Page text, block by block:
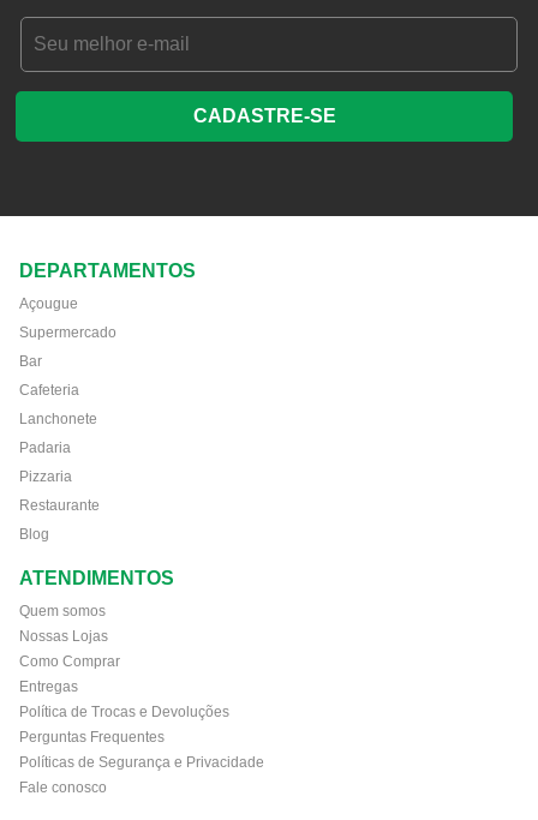
CADASTRE-SE
DEPARTAMENTOS
Açougue
Supermercado
Bar
Cafeteria
Lanchonete
Padaria
Pizzaria
Restaurante
Blog
ATENDIMENTOS
Quem somos
Nossas Lojas
Como Comprar
Entregas
Política de Trocas e Devoluções
Perguntas Frequentes
Políticas de Segurança e Privacidade
Fale conosco